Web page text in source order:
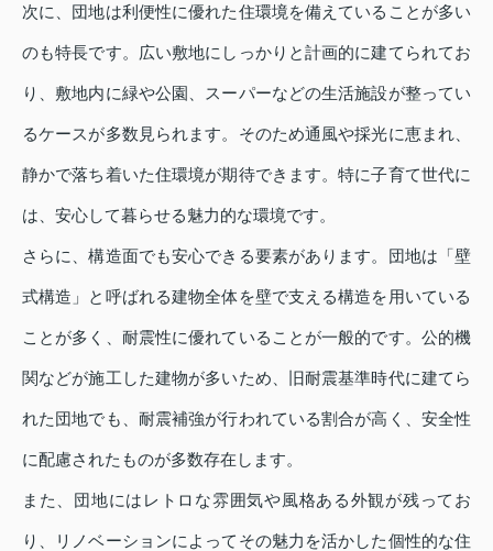
次に、団地は利便性に優れた住環境を備えていることが多い
のも特長です。広い敷地にしっかりと計画的に建てられてお
り、敷地内に緑や公園、スーパーなどの生活施設が整ってい
るケースが多数見られます。そのため通風や採光に恵まれ、
静かで落ち着いた住環境が期待できます。特に子育て世代に
は、安心して暮らせる魅力的な環境です。
さらに、構造面でも安心できる要素があります。団地は「壁
式構造」と呼ばれる建物全体を壁で支える構造を用いている
ことが多く、耐震性に優れていることが一般的です。公的機
関などが施工した建物が多いため、旧耐震基準時代に建てら
れた団地でも、耐震補強が行われている割合が高く、安全性
に配慮されたものが多数存在します。
また、団地にはレトロな雰囲気や風格ある外観が残ってお
り、リノベーションによってその魅力を活かした個性的な住